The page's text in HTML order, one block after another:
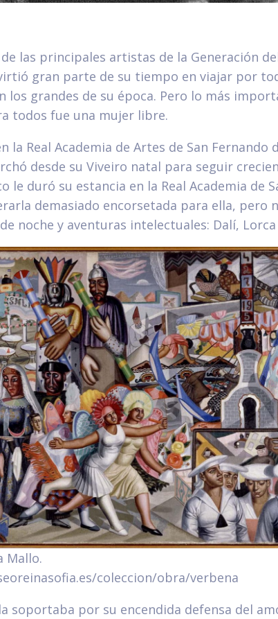
las principales artistas de la Generación
gran parte de su tiempo en viajar por
los grandes de su época. Pero lo más
todos fue una mujer libre.
la Real Academia de Artes de San Fernando
desde su Viveiro natal para seguir
le duró su estancia en la Real Academia de
demasiado encorsetada para ella, pero
noche y aventuras intelectuales: Dalí,
Mallo.
coleccion/obra/verbena
soportaba por su encendida defensa del